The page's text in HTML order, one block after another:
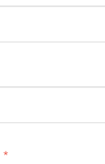
*